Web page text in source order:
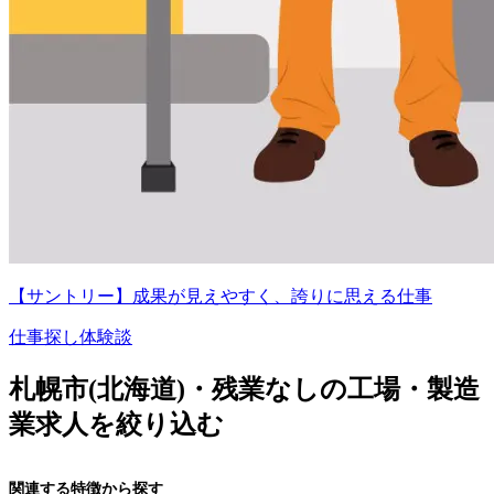
【サントリー】成果が見えやすく、誇りに思える仕事
仕事探し体験談
札幌市(北海道)・残業なしの工場・製造
業求人を絞り込む
関連する特徴から探す